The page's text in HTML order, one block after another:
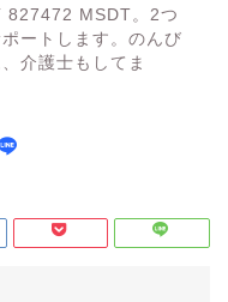
827472 MSDT。2つ
ートします。のんび
介護士もしてま